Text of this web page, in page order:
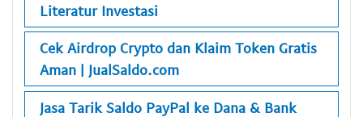
Literatur Investasi
Cek Airdrop Crypto dan Klaim Token Gratis
Aman | JualSaldo.com
Jasa Tarik Saldo PayPal ke Dana & Bank